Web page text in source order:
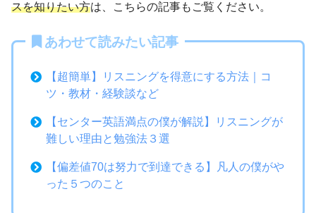
スを知りたい方は、こちらの記事もご覧ください。
あわせて読みたい記事
【超簡単】リスニングを得意にする方法｜コ
ツ・教材・経験談など
【センター英語満点の僕が解説】リスニングが
難しい理由と勉強法３選
【偏差値70は努力で到達できる】凡人の僕がや
った５つのこと